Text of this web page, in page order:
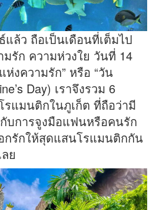
ล้ว ถือเป็นเดือนที่เต็มไป
รัก ความห่วงใย วันที่ 14
งความรัก” หรือ “วัน
Day) เราจึงรวม 6
รแมนติกในภูเก็ต ที่ถือว่ามี
บการจูงมือแฟนหรือคนรัก
กรักให้สุดแสนโรแมนติกกัน
ย